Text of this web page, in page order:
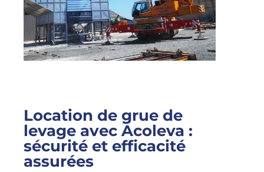
Location de grue de
levage avec Acoleva :
sécurité et efficacité
assurées